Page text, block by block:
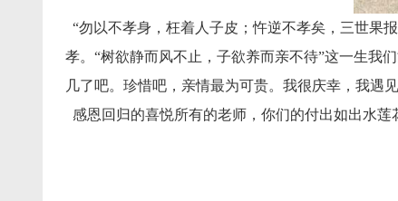
“勿以不孝身，枉着人子皮；忤逆不孝矣，三世果
孝。“树欲静而风不止，子欲养而亲不待”这一生我
几了吧。珍惜吧，亲情最为可贵。我很庆幸，我遇
感恩回归的喜悦所有的老师，你们的付出如出水莲
冯